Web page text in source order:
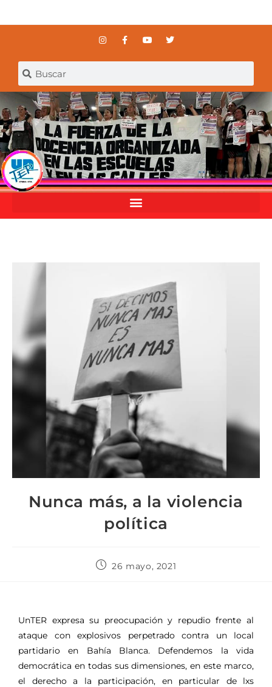
Nunca más, a la violencia
política
26 mayo, 2021
UnTER expresa su preocupación y repudio frente al
ataque con explosivos perpetrado contra un local
partidario en Bahía Blanca. Defendemos la vida
democrática en todas sus dimensiones, en este marco,
el derecho a la participación, en particular de lxs